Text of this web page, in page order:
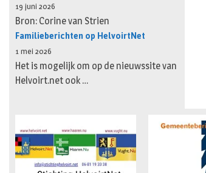
19 juni 2026
Bron: Corine van Strien
Familieberichten op HelvoirtNet
1 mei 2026
Het is mogelijk om op de nieuwssite van
Helvoirt.net ook …